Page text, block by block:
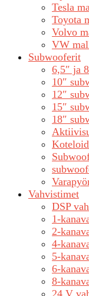
Tesla
Toyota
Volvo
VW
Subwooferit
6,5″ ja
10″
12″
15″
18″
Vahvistimet
DSP
1-
2-
4-
5-
6-
8-
24 V